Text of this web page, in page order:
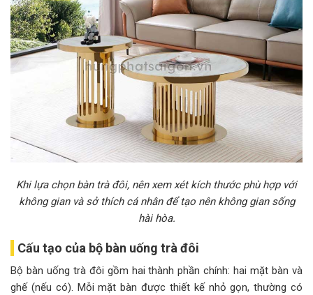
Khi lựa chọn bàn trà đôi, nên xem xét kích thước phù hợp với
không gian và sở thích cá nhân để tạo nên không gian sống
hài hòa.
Cấu tạo của bộ bàn uống trà đôi
Bộ bàn uống trà đôi gồm hai thành phần chính: hai mặt bàn và
ghế (nếu có). Mỗi mặt bàn được thiết kế nhỏ gọn, thường có